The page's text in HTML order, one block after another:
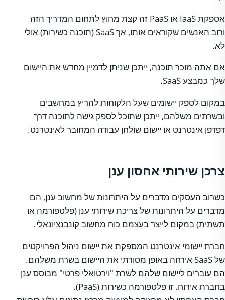
אספקת IaaS או PaaS זה קצת מחוץ לתחום המדריך הזה
ורוב האנשים שקוראים אותו, אך SaaS (תוכנה כשירות) אולי
לא.
אם אתה מוכר תוכנה, ייתכן שניתן לדמיין מחדש את היישום
שלך כמבצע SaaS.
במקום לספק יישומים שעל הלקוחות להריץ במחשבים
ובשרתים משלהם, ייתכן שתוכל לספק גישה לתוכנה דרך
דפדפן אינטרנט או יישום שולחן עבודה המחובר לאינטרנט.
צרכן שירותי אחסון ענן
כשרוב העסקים מדברים על היתרונות של מחשוב ענן, הם
מדברים על היתרונות של צריכת שירותי ענן (פלטפורמה או
תשתית) במקום לייצר בעצמם כוח מחשוב קונבנציונאלי.
חברת יישומי אינטרנט המספקת את יישום ניהול הפרויקטים
של SaaS אירחה באופן מסורתי את היישום בשרת משלהם.
הם עוברים ליישום שלהם לשרת "וירטואלי פרטי" מבוסס ענן
בחברת אירוח. זו פלטפורמה כשירות (PaaS).